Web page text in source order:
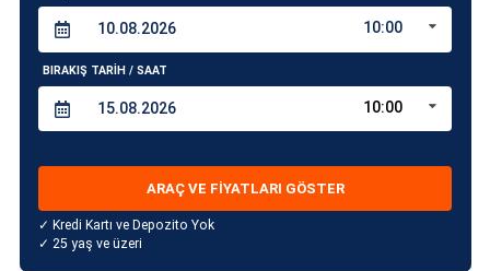
10:00
BIRAKIŞ TARİH / SAAT
10:00
ARAÇ VE FİYATLARI GÖSTER
✓ Kredi Kartı ve Depozito Yok
✓ 25 yaş ve üzeri